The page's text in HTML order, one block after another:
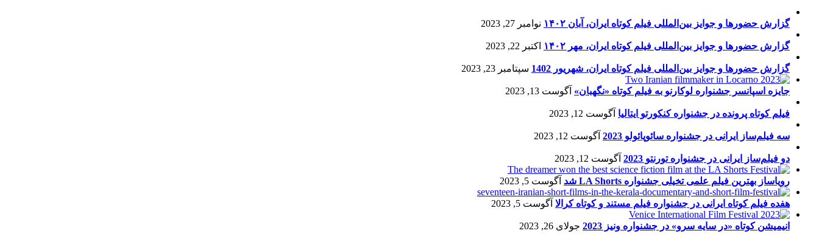
گزارش حضورها و جوایز بین‌المللی فیلم کوتاه ایران، آبان ۱۴۰۲ نوامبر 27, 2023
گزارش حضورها و جوایز بین‌المللی فیلم کوتاه ایران، مهر ۱۴۰۲ اکتبر 22, 2023
گزارش حضورها و جوایز بین‌المللی فیلم کوتاه ایران، شهریور 1402 سپتامبر 23, 2023
جایزه اسپانسر جشنواره لوکارنو به فیلم کوتاه «نگهبان» آگوست 13, 2023
فیلم کوتاه پرونده در جشنواره کنکورتو ایتالیا آگوست 12, 2023
سه فیلم‌ساز ایرانی در جشنواره سائوپائولو 2023 آگوست 12, 2023
دو فیلم‌ساز ایرانی در جشنواره تورنتو 2023 آگوست 12, 2023
رویاساز بهترین فیلم علمی تخیلی جشنواره LA Shorts شد آگوست 5, 2023
هفده فیلم کوتاه ایرانی در جشنواره فیلم مستند و کوتاه کرالا آگوست 5, 2023
انیمیشن کوتاه «در سایه سرو» در جشنواره ونیز 2023 جولای 26, 2023